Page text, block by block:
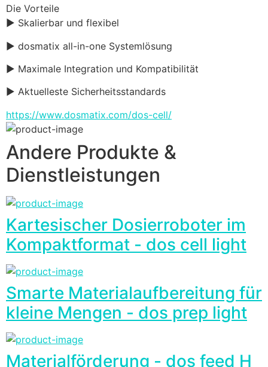
Die Vorteile
▶ Skalierbar und flexibel
▶ dosmatix all-in-one Systemlösung
▶ Maximale Integration und Kompatibilität
▶ Aktuelleste Sicherheitsstandards
https://www.dosmatix.com/dos-cell/
Andere Produkte &
Dienstleistungen
Kartesischer Dosierroboter im
Kompaktformat - dos cell light
Smarte Materialaufbereitung für
kleine Mengen - dos prep light
Materialförderung - dos feed H